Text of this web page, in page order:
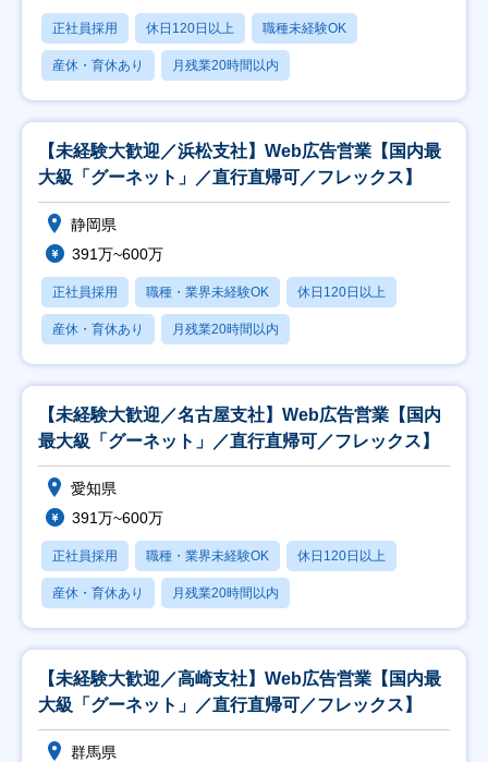
正社員採用 休日120日以上 職種未経験OK
産休・育休あり 月残業20時間以内
【未経験大歓迎／浜松支社】Web広告営業【国内最
大級「グーネット」／直行直帰可／フレックス】
静岡県
391万~600万
正社員採用 職種・業界未経験OK 休日120日以上
産休・育休あり 月残業20時間以内
【未経験大歓迎／名古屋支社】Web広告営業【国内
最大級「グーネット」／直行直帰可／フレックス】
愛知県
391万~600万
正社員採用 職種・業界未経験OK 休日120日以上
産休・育休あり 月残業20時間以内
【未経験大歓迎／高崎支社】Web広告営業【国内最
大級「グーネット」／直行直帰可／フレックス】
群馬県